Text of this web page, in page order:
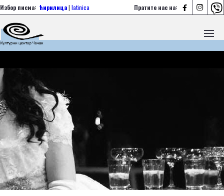
Пратите нас на:   
Избор писма: ћирилица| latinica